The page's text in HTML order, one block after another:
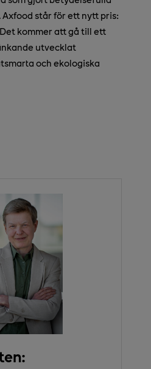
står för ett nytt pris:
kommer att gå till ett
utvecklat
och ekologiska